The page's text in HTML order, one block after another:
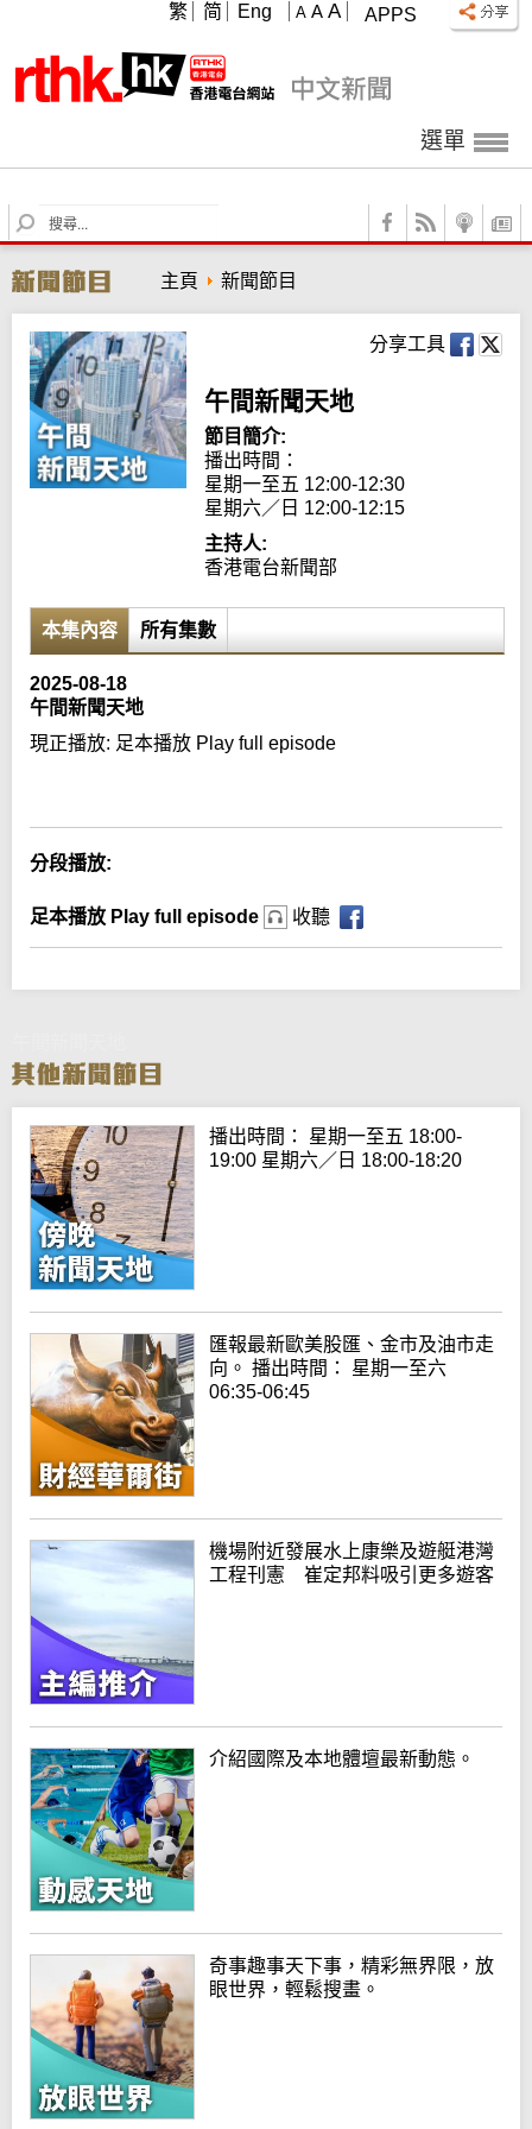
APPS
A A A
繁 简 Eng
選單
S
e
r
c
h
主頁 新聞節目
分享工具
午間新聞天地
節目簡介:
播出時間：
星期一至五 12:00-12:30
星期六／日 12:00-12:15
主持人:
香港電台新聞部
本集內容 所有集數
2025-08-18
午間新聞天地
現正播放: 足本播放 Play full episode
分段播放:
足本播放 Play full episode 收聽
播出時間： 星期一至五 18:00-
19:00 星期六／日 18:00-18:20
匯報最新歐美股匯、金市及油市走
向。 播出時間： 星期一至六
06:35-06:45
機場附近發展水上康樂及遊艇港灣
工程刊憲 崔定邦料吸引更多遊客
介紹國際及本地體壇最新動態。
奇事趣事天下事，精彩無界限，放
眼世界，輕鬆搜畫。